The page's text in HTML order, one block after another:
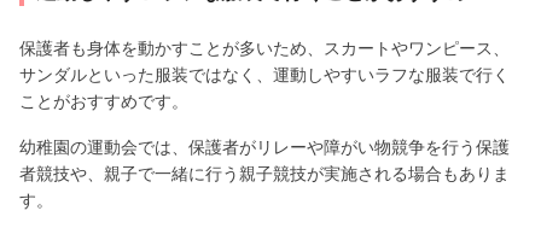
保護者も身体を動かすことが多いため、スカートやワンピース、
サンダルといった服装ではなく、運動しやすいラフな服装で行く
ことがおすすめです。
幼稚園の運動会では、保護者がリレーや障がい物競争を行う保護
者競技や、親子で一緒に行う親子競技が実施される場合もありま
す。